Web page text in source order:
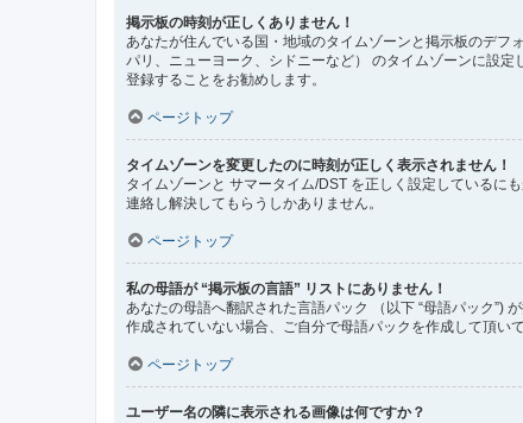
掲示板の時刻が正しくありません！
あなたが住んでいる国・地域のタイムゾーンと掲示板のデフ
パリ、ニューヨーク、シドニーなど） のタイムゾーンに設
登録することをお勧めします。
ページトップ
タイムゾーンを変更したのに時刻が正しく表示されません！
タイムゾーンと サマータイム/DST を正しく設定しているに
連絡し解決してもらうしかありません。
ページトップ
私の母語が “掲示板の言語” リストにありません！
あなたの母語へ翻訳された言語パック （以下 “母語パック”)
作成されていない場合、ご自分で母語パックを作成して頂い
ページトップ
ユーザー名の隣に表示される画像は何ですか？